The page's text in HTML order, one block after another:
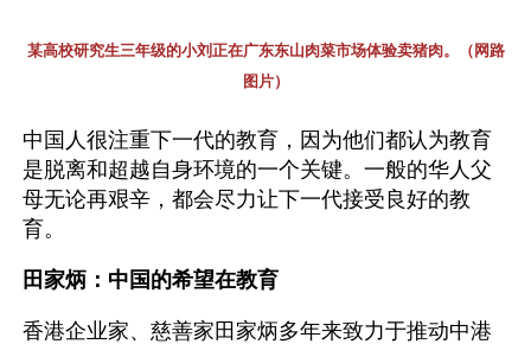
某高校研究生三年级的小刘正在广东东山肉菜市场体验卖猪肉。（网路
图片）
中国人很注重下一代的教育，因为他们都认为教育
是脱离和超越自身环境的一个关键。一般的华人父
母无论再艰辛，都会尽力让下一代接受良好的教
育。
田家炳：中国的希望在教育
香港企业家、慈善家田家炳多年来致力于推动中港